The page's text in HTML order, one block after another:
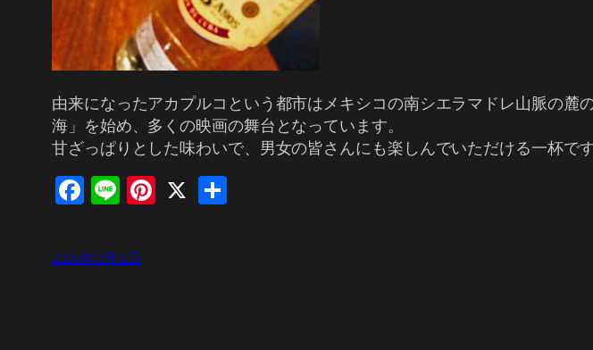
由来になったアカプルコという都市はメキシコの南シエラマドレ山脈の
海」を始め、多くの映画の舞台となっています。
甘ざっぱりとした味わいで、男女の皆さんにも楽しんでいただける一杯です
Facebook
LinePinterest
X
2024年10月12日